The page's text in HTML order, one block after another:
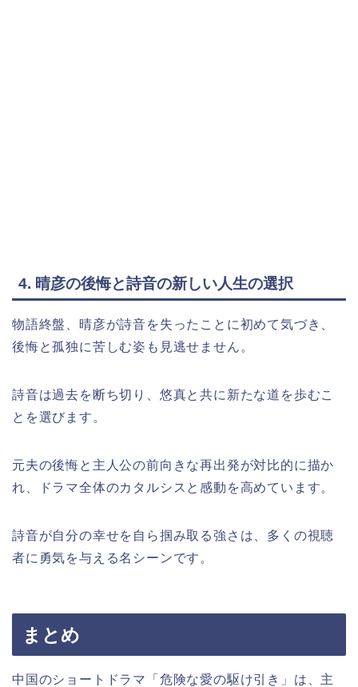
4. 晴彦の後悔と詩音の新しい人生の選択
物語終盤、晴彦が詩音を失ったことに初めて気づき、
後悔と孤独に苦しむ姿も見逃せません。
詩音は過去を断ち切り、悠真と共に新たな道を歩むこ
とを選びます。
元夫の後悔と主人公の前向きな再出発が対比的に描か
れ、ドラマ全体のカタルシスと感動を高めています。
詩音が自分の幸せを自ら掴み取る強さは、多くの視聴
者に勇気を与える名シーンです。
まとめ
中国のショートドラマ「危険な愛の駆け引き」は、主